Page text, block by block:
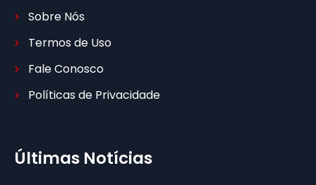
Sobre Nós
Termos de Uso
Fale Conosco
Políticas de Privacidade
Últimas Notícias